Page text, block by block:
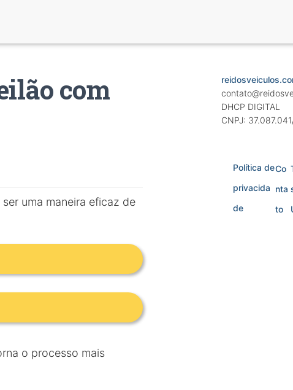
com
uma maneira eficaz de
o processo mais
DHCP DIGITAL
CNPJ:
Política de
privacida
de
Co
nta
to